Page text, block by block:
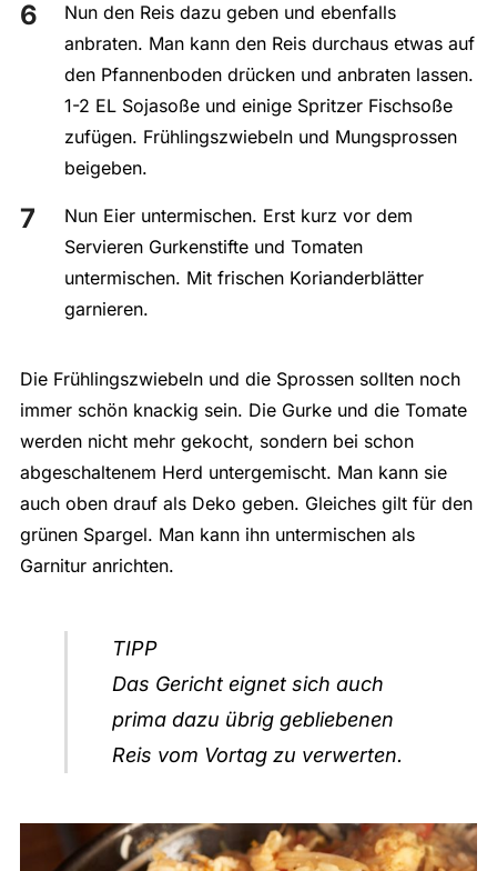
Nun den Reis dazu geben und ebenfalls
anbraten. Man kann den Reis durchaus etwas auf
den Pfannenboden drücken und anbraten lassen.
1-2 EL Sojasoße und einige Spritzer Fischsoße
zufügen. Frühlingszwiebeln und Mungsprossen
beigeben.
Nun Eier untermischen. Erst kurz vor dem
Servieren Gurkenstifte und Tomaten
untermischen. Mit frischen Korianderblätter
garnieren.
Die Frühlingszwiebeln und die Sprossen sollten noch
immer schön knackig sein. Die Gurke und die Tomate
werden nicht mehr gekocht, sondern bei schon
abgeschaltenem Herd untergemischt. Man kann sie
auch oben drauf als Deko geben. Gleiches gilt für den
grünen Spargel. Man kann ihn untermischen als
Garnitur anrichten.
TIPP
Das Gericht eignet sich auch
prima dazu übrig gebliebenen
Reis vom Vortag zu verwerten.